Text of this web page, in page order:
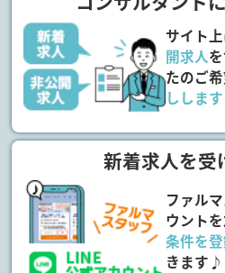
サイト
開求人
たのご
しします
新着求人を受
ファル
ウント
条件を
きます♪